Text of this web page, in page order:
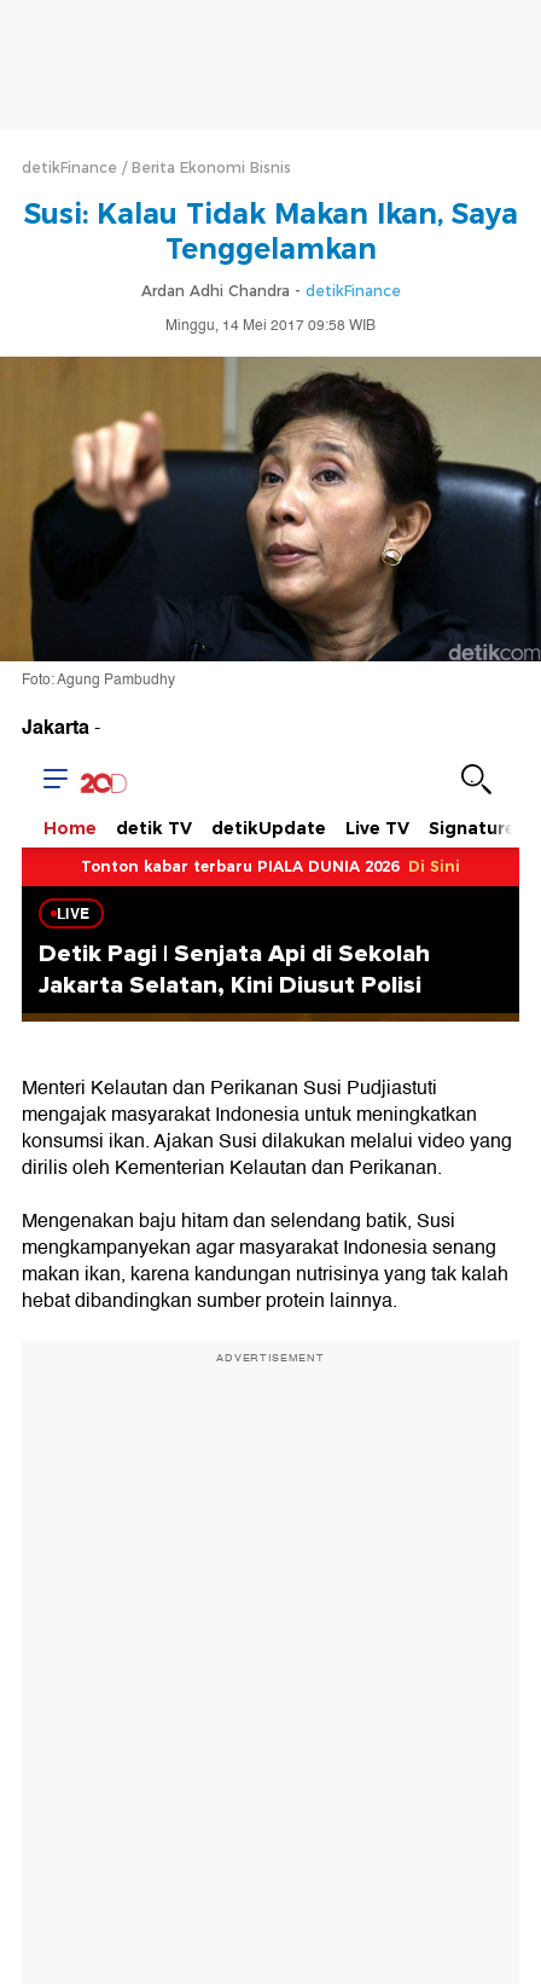
detikFinance Berita Ekonomi Bisnis
Susi: Kalau Tidak Makan Ikan, Saya
Tenggelamkan
Ardan Adhi Chandra - detikFinance
Minggu, 14 Mei 2017 09:58 WIB
Foto: Agung Pambudhy
Jakarta-
Menteri Kelautan dan Perikanan Susi Pudjiastuti
mengajak masyarakat Indonesia untuk meningkatkan
konsumsi ikan. Ajakan Susi dilakukan melalui video yang
dirilis oleh Kementerian Kelautan dan Perikanan.
Mengenakan baju hitam dan selendang batik, Susi
mengkampanyekan agar masyarakat Indonesia senang
makan ikan, karena kandungan nutrisinya yang tak kalah
hebat dibandingkan sumber protein lainnya.
ADVERTISEMENT